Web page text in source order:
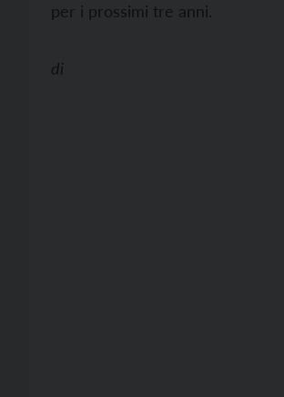
per i prossimi tre anni.
di